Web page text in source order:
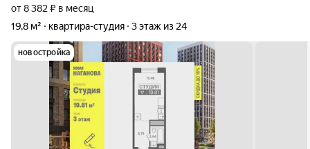
от 8 382 ₽ в месяц
19,8 м²
квартира-студия 3 этаж из 24
новостройка